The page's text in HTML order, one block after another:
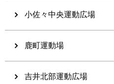
小佐々中央運動広場
鹿町運動場
吉井北部運動広場